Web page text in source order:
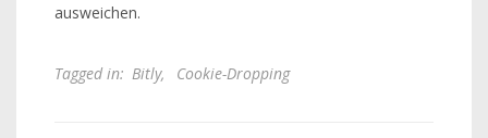
ausweichen.
Tagged in: Bitly, Cookie-Dropping